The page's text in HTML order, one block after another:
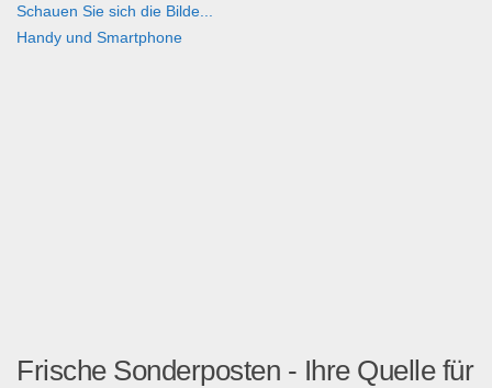
Schauen Sie sich die Bilde...
Handy und Smartphone
Frische Sonderposten - Ihre Quelle für